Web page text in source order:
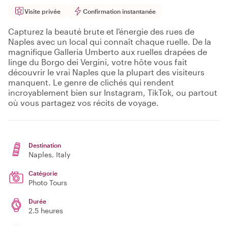
Visite privée Confirmation instantanée
Capturez la beauté brute et l'énergie des rues de
Naples avec un local qui connaît chaque ruelle. De la
magnifique Galleria Umberto aux ruelles drapées de
linge du Borgo dei Vergini, votre hôte vous fait
découvrir le vrai Naples que la plupart des visiteurs
manquent. Le genre de clichés qui rendent
incroyablement bien sur Instagram, TikTok, ou partout
où vous partagez vos récits de voyage.
Destination
Naples, Italy
Catégorie
Photo Tours
Durée
2.5 heures